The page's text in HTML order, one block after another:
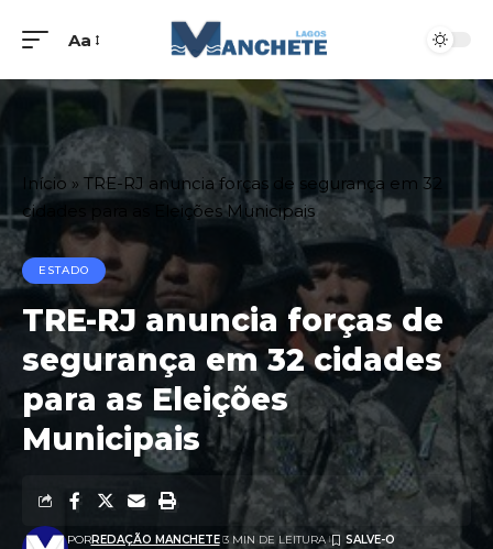
Aa
Início » TRE-RJ anuncia forças de segurança em 32
cidades para as Eleições Municipais
ESTADO
TRE-RJ anuncia forças de
segurança em 32 cidades
para as Eleições
Municipais
PORREDAÇÃO MANCHETE 3 MIN DE LEITURA